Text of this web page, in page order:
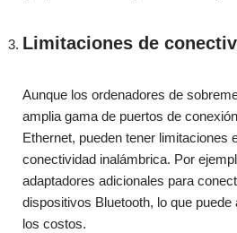
Limitaciones de
Aunque los ordenadores de
amplia gama de puertos de
Ethernet, pueden tener limitaciones
conectividad inalámbrica. Por
adaptadores adicionales para
dispositivos Bluetooth, lo que
los costos.